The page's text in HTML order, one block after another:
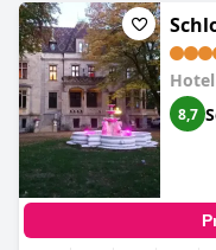
gehörten fleckige
in einigen Zimmern.
Atmosphäre des Hotels
der Cocktails begeistert.
Erwartungen einiger
waren jedoch der
Liebe zum Detail zu
8,7